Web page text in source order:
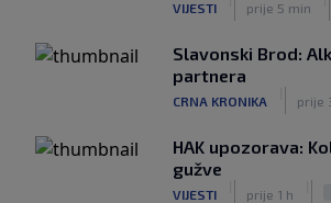
VIJESTI prije 5 min
Slavonski Brod:
partnera
CRNA KRONIKA prije
HAK upozorava:
gužve
VIJESTI prije 1 h